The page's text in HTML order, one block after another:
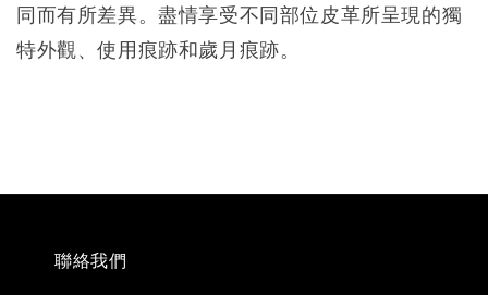
同而有所差異。盡情享受不同部位皮革所呈現的獨
特外觀、使用痕跡和歲月痕跡。
聯絡我們